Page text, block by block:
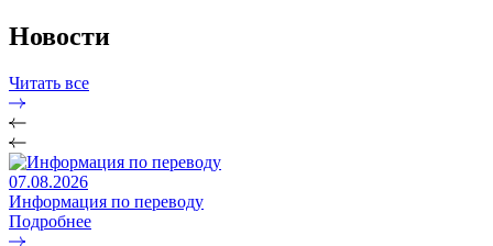
Новости
Читать все
07.08.2026
Информация по переводу
Подробнее